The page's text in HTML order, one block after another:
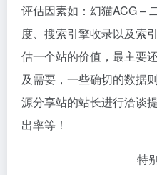
评估因素如：幻猫ACG –
度、搜索引擎收录以及索
估一个站的价值，最主要
及需要，一些确切的数据
源分享站的站长进行洽谈
出率等！
特